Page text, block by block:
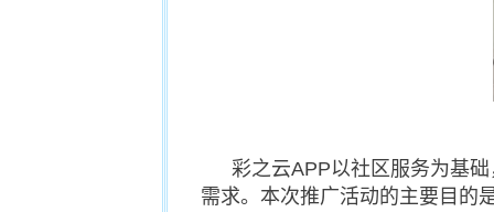
彩之云APP以社区服务为基
需求。本次推广活动的主要目的